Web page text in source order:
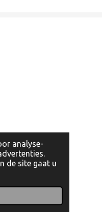
analyse-
de site gaat u